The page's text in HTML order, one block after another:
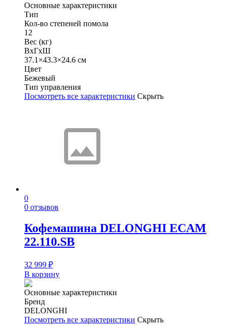
Основные характеристики
Тип
Кол-во степеней помола
12
Вес (кг)
ВхГхШ
37.1×43.3×24.6 см
Цвет
Бежевый
Тип управления
Посмотреть все характеристики Скрыть
0
0 отзывов
Кофемашина DELONGHI ECAM
22.110.SB
32 999 ₽
В корзину
Основные характеристики
Бренд
DELONGHI
Посмотреть все характеристики Скрыть